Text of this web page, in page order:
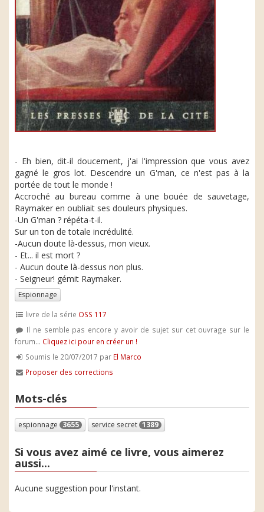
- Eh bien, dit-il doucement, j'ai l'impression que vous avez
gagné le gros lot. Descendre un G'man, ce n'est pas à la
portée de tout le monde !
Accroché au bureau comme à une bouée de sauvetage,
Raymaker en oubliait ses douleurs physiques.
-Un G'man ? répéta-t-il.
Sur un ton de totale incrédulité.
-Aucun doute là-dessus, mon vieux.
- Et... il est mort ?
- Aucun doute là-dessus non plus.
- Seigneur! gémit Raymaker.
Espionnage
livre de la série OSS 117
Il ne semble pas encore y avoir de sujet sur cet ouvrage sur le
forum... Cliquez ici pour en créer un !
Soumis le 20/07/2017 par El Marco
Proposer des corrections
Mots-clés
espionnage 3655 service secret 1389
Si vous avez aimé ce livre, vous aimerez
aussi...
Aucune suggestion pour l'instant.